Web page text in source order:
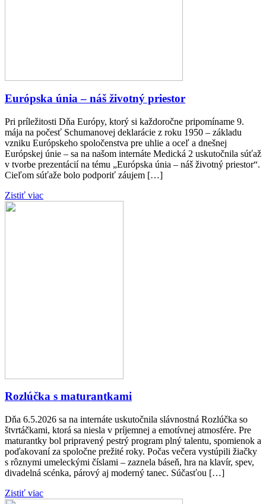
Európska únia – náš životný priestor
Pri príležitosti Dňa Európy, ktorý si každoročne pripomíname 9.
mája na počesť Schumanovej deklarácie z roku 1950 – základu
vzniku Európskeho spoločenstva pre uhlie a oceľ a dnešnej
Európskej únie – sa na našom internáte Medická 2 uskutočnila súťaž
v tvorbe prezentácií na tému „Európska únia – náš životný priestor“.
Cieľom súťaže bolo podporiť záujem […]
Zistiť viac
Rozlúčka s maturantkami
Dňa 6.5.2026 sa na internáte uskutočnila slávnostná Rozlúčka so
štvrtáčkami, ktorá sa niesla v príjemnej a emotívnej atmosfére. Pre
maturantky bol pripravený pestrý program plný talentu, spomienok a
poďakovaní za spoločne prežité roky. Počas večera vystúpili žiačky
s rôznymi umeleckými číslami – zaznela báseň, hra na klavír, spev,
divadelná scénka, párový aj moderný tanec. Súčasťou […]
Zistiť viac